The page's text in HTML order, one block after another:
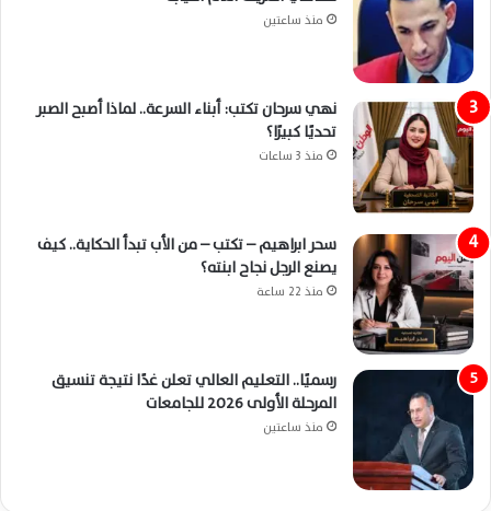
منذ ساعتين
نهي سرحان تكتب: أبناء السرعة.. لماذا أصبح الصبر
تحديًا كبيرًا؟
منذ 3 ساعات
سحر ابراهيم – تكتب – من الأب تبدأ الحكاية.. كيف
يصنع الرجل نجاح ابنته؟
منذ 22 ساعة
رسميًا.. التعليم العالي تعلن غدًا نتيجة تنسيق
المرحلة الأولى 2026 للجامعات
منذ ساعتين